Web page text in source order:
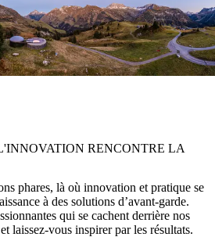
RENCONTRE LA
phares, là où innovation et pratique se
à des solutions d’avant-garde.
qui se cachent derrière nos
laissez-vous inspirer par les résultats.